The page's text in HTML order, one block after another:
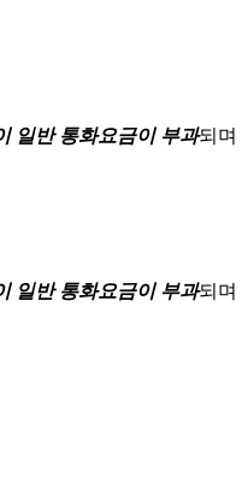
일반 통화요금이 부과되며
일반 통화요금이 부과되며